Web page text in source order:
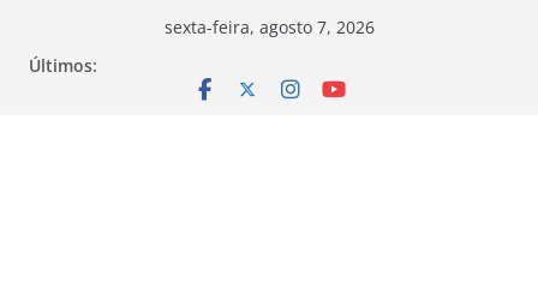
sexta-feira, agosto 7, 2026
Últimos: